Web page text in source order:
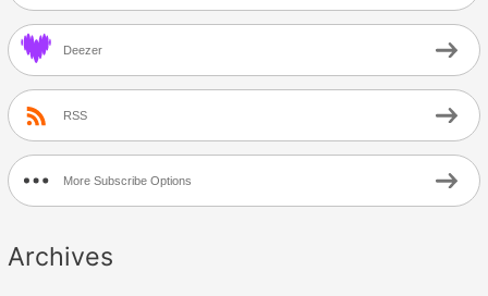
Deezer
RSS
More Subscribe Options
Archives